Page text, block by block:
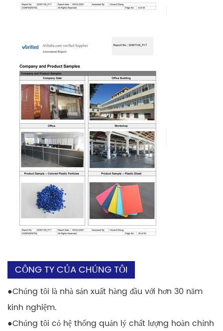
CÔNG TY CỦA CHÚNG TÔI
●Chúng tôi là nhà sản xuất hàng đầu với hơn 30 năm
kinh nghiệm.
●Chúng tôi có hệ thống quản lý chất lượng hoàn chỉnh